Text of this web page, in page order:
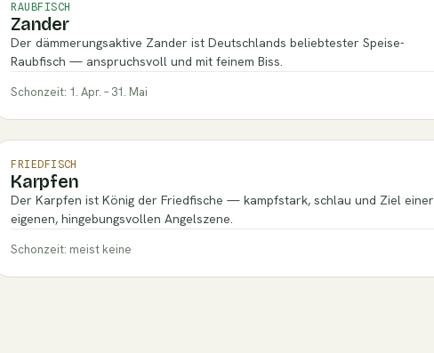
RAUBFISCH
Zander
Der dämmerungsaktive Zander ist Deutschlands beliebtester Speise-
Raubfisch — anspruchsvoll und mit feinem Biss.
Schonzeit: 1. Apr. – 31. Mai
FRIEDFISCH
Karpfen
Der Karpfen ist König der Friedfische — kampfstark, schlau und Ziel einer
eigenen, hingebungsvollen Angelszene.
Schonzeit: meist keine